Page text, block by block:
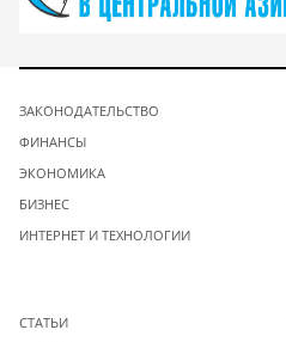
ЗАКОНОДАТЕЛЬСТВО
ФИНАНСЫ
ЭКОНОМИКА
БИЗНЕС
ИНТЕРНЕТ И ТЕХНОЛОГИИ
СТАТЬИ